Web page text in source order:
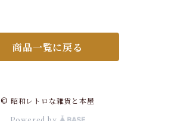
商品一覧に戻る
© 昭和レトロな雑貨と本屋